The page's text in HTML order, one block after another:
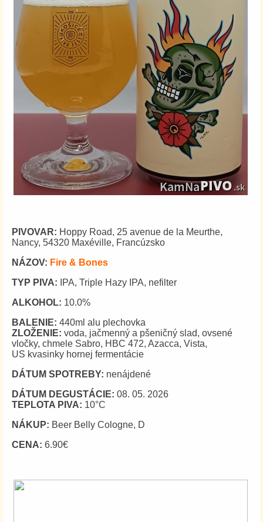
PIVOVAR: Hoppy Road, 25 avenue de la Meurthe,
Nancy, 54320 Maxéville, Francúzsko
NÁZOV: Fire & Bones
TYP PIVA: IPA, Triple Hazy IPA, nefilter
ALKOHOL: 10.0%
BALENIE: 440ml alu plechovka
ZLOŽENIE: voda, jačmenný a pšeničný slad, ovsené
vločky, chmele Sabro, HBC 472, Azacca, Vista,
US kvasinky hornej fermentácie
DÁTUM SPOTREBY: nenájdené
DÁTUM DEGUSTÁCIE: 08. 05. 2026
TEPLOTA PIVA: 10°C
NÁKUP: Beer Belly Cologne, D
CENA: 6.90€